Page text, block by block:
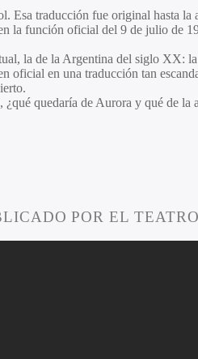
Esa traducción fue original hasta
la función oficial del 9 de julio de
la de la Argentina del siglo XX:
en una traducción tan
quedaría de Aurora y qué de la
POR EL